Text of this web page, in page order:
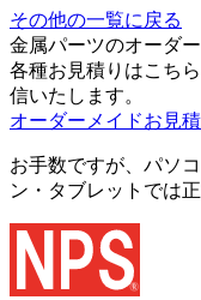
その他の一覧に戻る
金属パーツのオーダ
各種お見積りはこち
信いたします。
オーダーメイドお見
お手数ですが、パソ
ン・タブレットでは